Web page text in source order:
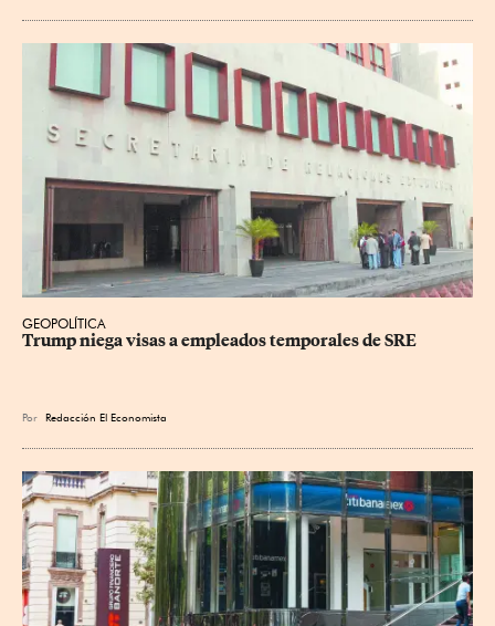
GEOPOLÍTICA
Trump niega visas a empleados temporales de SRE
Por Redacción El Economista